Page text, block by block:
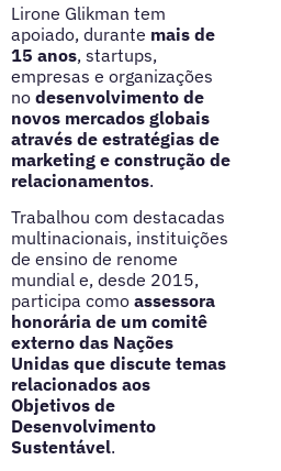
Lirone Glikman tem
apoiado, durante mais de
15 anos, startups,
empresas e organizações
no desenvolvimento de
novos mercados globais
através de estratégias de
marketing e construção de
relacionamentos.
Trabalhou com destacadas
multinacionais, instituições
de ensino de renome
mundial e, desde 2015,
participa como assessora
honorária de um comitê
externo das Nações
Unidas que discute temas
relacionados aos
Objetivos de
Desenvolvimento
Sustentável.